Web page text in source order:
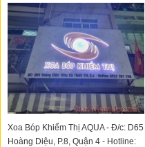
Xoa Bóp Khiếm Thị AQUA - Đ/c: D65
Hoàng Diệu, P.8, Quận 4 - Hotline: